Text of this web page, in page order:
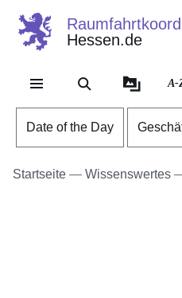
Hessen.de
A-
Date of the Day
Startseite Wissenswertes